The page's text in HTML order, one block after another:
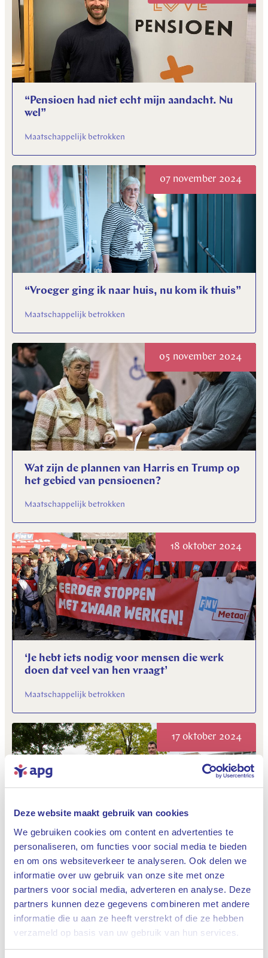
Deze website maakt gebruik van cookies
We gebruiken cookies om content en advertenties te
personaliseren, om functies voor social media te bieden
en om ons websiteverkeer te analyseren. Ook delen we
informatie over uw gebruik van onze site met onze
partners voor social media, adverteren en analyse. Deze
partners kunnen deze gegevens combineren met andere
informatie die u aan ze heeft verstrekt of die ze hebben
verzameld op basis van uw gebruik van hun services.
Sluiten
“Pensioen had niet echt mijn aandacht. Nu
wel”
Maatschappelijk betrokken
07 november 2024
“Vroeger ging ik naar huis, nu kom ik thuis”
Maatschappelijk betrokken
05 november 2024
Wat zijn de plannen van Harris en Trump op
het gebied van pensioenen?
Maatschappelijk betrokken
18 oktober 2024
‘Je hebt iets nodig voor mensen die werk
doen dat veel van hen vraagt’
Maatschappelijk betrokken
17 oktober 2024
“Het is gek dat scholieren nauwelijks iets
leren over hun financiële huishouding”
Maatschappelijk betrokken
09 oktober 2024